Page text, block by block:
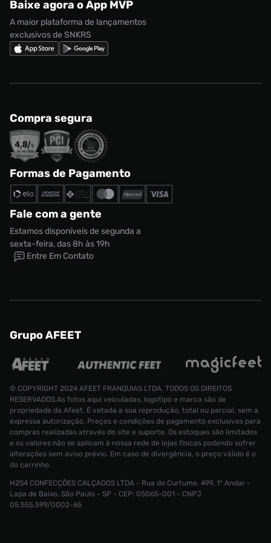
Tamanho:39
R$ 899,99
Nike Shox
Regulamento Cupom
Baixe agora o App MVP
A maior plataforma de lançamentos
exclusivos de SNKRS
Compra segura
Formas de Pagamento
Fale com a gente
Estamos disponíveis de segunda a
sexta-feira, das 8h às 19h
Entre Em Contato
Grupo AFEET
© COPYRIGHT 2024 AFEET FRANQUIAS LTDA. TODOS OS DIREITOS
RESERVADOS.As fotos aqui veiculadas, logotipo e marca são de
propriedade da Afeet. É vetada a sua reprodução, total ou parcial, sem a
expressa autorização. Preços e condições de pagamento exclusivos para
compras realizadas através do site e suporte. Os estoques são limitados
e os valores não se aplicam à nossa rede de lojas físicas podendo sofrer
alterações sem aviso prévio. Em caso de divergência, o preço válido é o
do carrinho.
H2S4 CONFECÇÕES CALÇADOS LTDA - Rua do Curtume, 499, 1° Andar -
Lapa de Baixo, São Paulo - SP - CEP: 05065-001 - CNPJ
05.555.599/0002-65